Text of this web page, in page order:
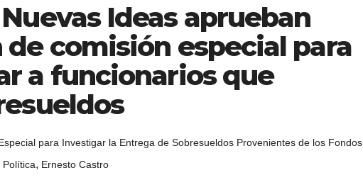
Ideas aprueban
comisión especial para
a funcionarios que
para Investigar la Entrega de Sobresueldos Provenientes de los Fondos
Política, Ernesto Castro